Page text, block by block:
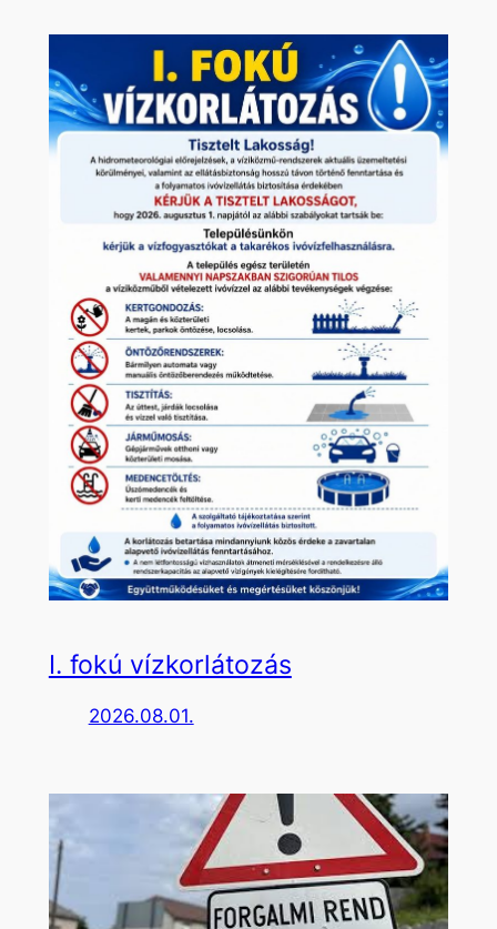
I. fokú vízkorlátozás
2026.08.01.